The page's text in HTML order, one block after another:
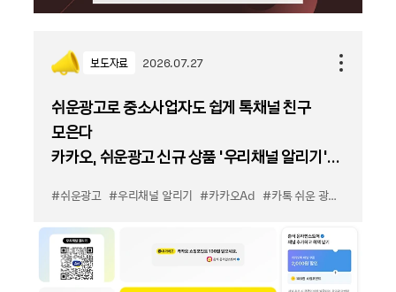
보도자료 2026.07.27
쉬운광고로 중소사업자도 쉽게 톡채널 친구
모은다
카카오, 쉬운광고 신규 상품 '우리채널 알리기'
#쉬운광고 #우리채널 알리기 #카카오Ad #카톡 쉬운 광고